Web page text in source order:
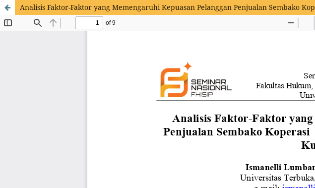
Analisis Faktor-Faktor yang Memengaruhi Kepuasan Pelanggan Penjualan Sembako